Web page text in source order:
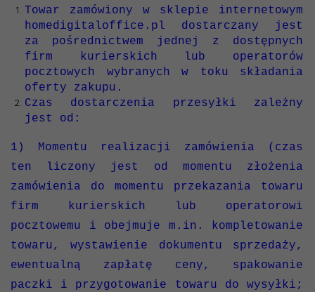
Towar zamówiony w sklepie internetowym
homedigitaloffice.pl dostarczany jest
za pośrednictwem jednej z dostępnych
firm kurierskich lub operatorów
pocztowych wybranych w toku składania
oferty zakupu.
Czas dostarczenia przesyłki zależny
jest od:
1) Momentu realizacji zamówienia (czas
ten liczony jest od momentu złożenia
zamówienia do momentu przekazania towaru
firm kurierskich lub operatorowi
pocztowemu i obejmuje m.in. kompletowanie
towaru, wystawienie dokumentu sprzedaży,
ewentualną zapłatę ceny, spakowanie
paczki i przygotowanie towaru do wysyłki;